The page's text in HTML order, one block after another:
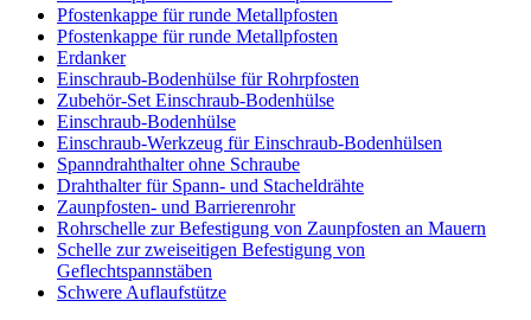
Pfostenkappe für runde Metallpfosten
Pfostenkappe für runde Metallpfosten
Erdanker
Einschraub-Bodenhülse für Rohrpfosten
Zubehör-Set Einschraub-Bodenhülse
Einschraub-Bodenhülse
Einschraub-Werkzeug für Einschraub-Bodenhülsen
Spanndrahthalter ohne Schraube
Drahthalter für Spann- und Stacheldrähte
Zaunpfosten- und Barrierenrohr
Rohrschelle zur Befestigung von Zaunpfosten an Mauern
Schelle zur zweiseitigen Befestigung von
Geflechtspannstäben
Schwere Auflaufstütze